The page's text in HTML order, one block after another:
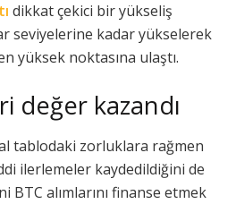
dikkat çekici bir yükseliş
seviyelerine kadar yükselerek
yüksek noktasına ulaştı.
değer kazandı
tablodaki zorluklara rağmen
ilerlemeler kaydedildiğini de
BTC alımlarını finanse etmek